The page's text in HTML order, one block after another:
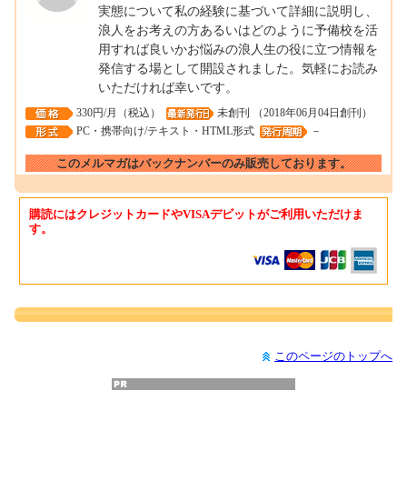
実態について私の経験に基づいて詳細に説明し、
浪人をお考えの方あるいはどのように予備校を活
用すれば良いかお悩みの浪人生の役に立つ情報を
発信する場として開設されました。気軽にお読み
いただければ幸いです。
330円/月（税込）
未創刊 （2018年06月04日創刊）
PC・携帯向け/テキスト・HTML形式
－
このメルマガはバックナンバーのみ販売しております。
購読にはクレジットカードやVISAデビットがご利用いただけま
す。
このページのトップへ